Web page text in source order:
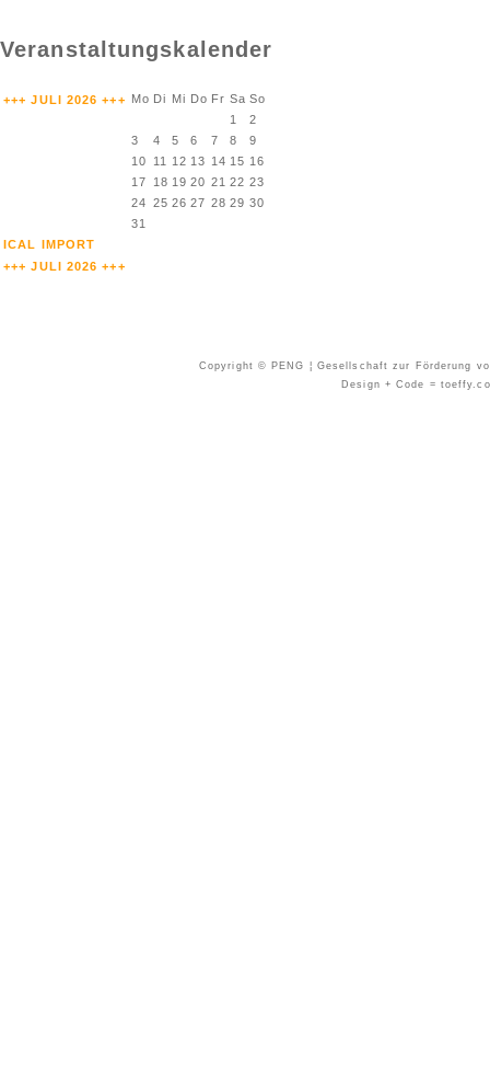
Veranstaltungskalender
+++ JULI 2026 +++ Mo Di Mi Do Fr Sa So
1
2
3
4 5 6 7 8
9
10
11 12 13 14 15 16
17
18 19 20 21 22 23
24 25 26 27 28 29 30
31
ICAL IMPORT
+++ JULI 2026 +++
Copyright © PENG ¦ Gesellschaft zur Förderung
Design + Code =